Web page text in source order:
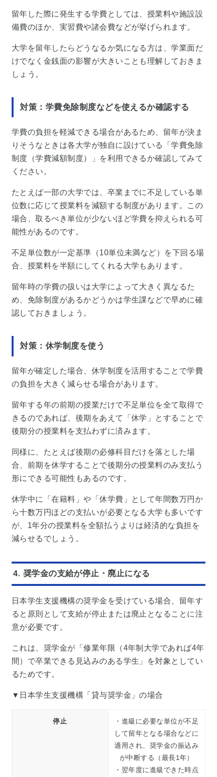
留年した際に発生する学費としては、授業料や施設設
備費のほか、実習費や諸会費などが挙げられます。
大学を留年したらどうなるか気になる方は、学業面だ
けでなく金銭面の影響が大きいことも理解しておきま
しょう。
対策：学費免除制度などを使えるか確認する
学費の負担を軽減できる場合があるため、留年が決ま
りそうなときは各大学が独自に設けている「学費免除
制度（学費減額制度）」を利用できるか確認してみて
ください。
たとえば一部の大学では、卒業までに不足している単
位数に応じて授業料を減額する制度があります。この
場合、取るべき単位が少ないほど学費を抑えられる可
能性があるのです。
不足単位数が一定基準（10単位未満など）を下回る場
合、授業料を半額にしてくれる大学もあります。
留年時の学費の扱いは大学によって大きく異なるた
め、免除制度があるかどうかは学生課などで早めに確
認しておきましょう。
対策：休学制度を使う
留年が確定した場合、休学制度を活用することで学費
の負担を大きく減らせる場合があります。
留年する年の前期の授業だけで不足単位を全て取得で
きるのであれば、後期をあえて「休学」とすることで
後期分の授業料を支払わずに済みます。
同様に、たとえば後期の必修科目だけを落とした場
合、前期を休学することで後期分の授業料のみ支払う
形にできる可能性もあるのです。
休学中に「在籍料」や「休学費」として年間数万円か
ら十数万円ほどの支払いが必要となる大学も多いです
が、1年分の授業料を全額払うよりは経済的な負担を
減らせるでしょう。
4. 奨学金の支給が停止・廃止になる
日本学生支援機構の奨学金を受けている場合、留年す
ると原則として支給が停止または廃止となることに注
意が必要です。
これは、奨学金が「修業年限（4年制大学であれば4年
間）で卒業できる見込みのある学生」を対象としてい
るためです。
▼日本学生支援機構「貸与奨学金」の場合
停止
・進級に必要な単位が不足
して留年となる場合などに
適用され、奨学金の振込み
が中断する（最長1年）
・翌年度に進級できた時点